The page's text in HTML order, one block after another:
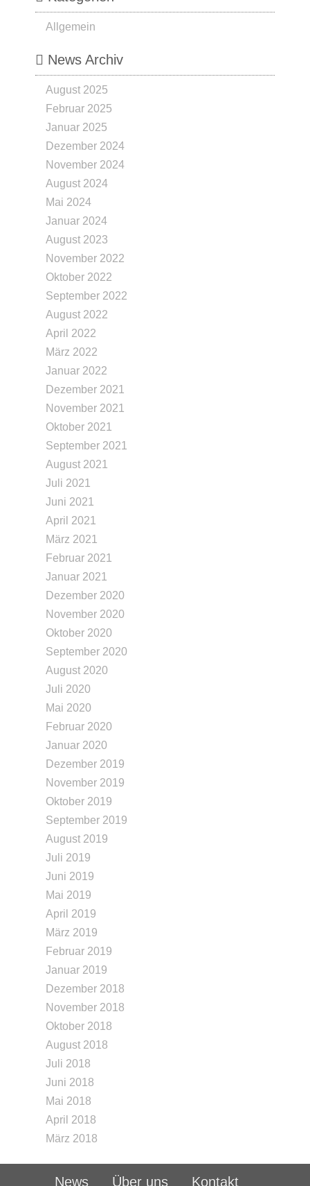
Allgemein
News Archiv
August 2025
Februar 2025
Januar 2025
Dezember 2024
November 2024
August 2024
Mai 2024
Januar 2024
August 2023
November 2022
Oktober 2022
September 2022
August 2022
April 2022
März 2022
Januar 2022
Dezember 2021
November 2021
Oktober 2021
September 2021
August 2021
Juli 2021
Juni 2021
April 2021
März 2021
Februar 2021
Januar 2021
Dezember 2020
November 2020
Oktober 2020
September 2020
August 2020
Juli 2020
Mai 2020
Februar 2020
Januar 2020
Dezember 2019
November 2019
Oktober 2019
September 2019
August 2019
Juli 2019
Juni 2019
Mai 2019
April 2019
März 2019
Februar 2019
Januar 2019
Dezember 2018
November 2018
Oktober 2018
August 2018
Juli 2018
Juni 2018
Mai 2018
April 2018
März 2018
News Über uns Kontakt